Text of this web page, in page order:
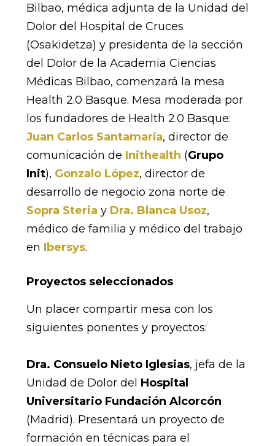
Bilbao, médica adjunta de la Unidad del
Dolor del Hospital de Cruces
(Osakidetza) y presidenta de la sección
del Dolor de la Academia Ciencias
Médicas Bilbao, comenzará la mesa
Health 2.0 Basque. Mesa moderada por
los fundadores de Health 2.0 Basque:
Juan Carlos Santamaría, director de
comunicación de Inithealth (Grupo
Init), Gonzalo López, director de
desarrollo de negocio zona norte de
Sopra Steria y Dra. Blanca Usoz,
médico de familia y médico del trabajo
en Ibersys.
Proyectos seleccionados
Un placer compartir mesa con los
siguientes ponentes y proyectos:
Dra. Consuelo Nieto Iglesias, jefa de la
Unidad de Dolor del Hospital
Universitario Fundación Alcorcón
(Madrid). Presentará un proyecto de
formación en técnicas para el